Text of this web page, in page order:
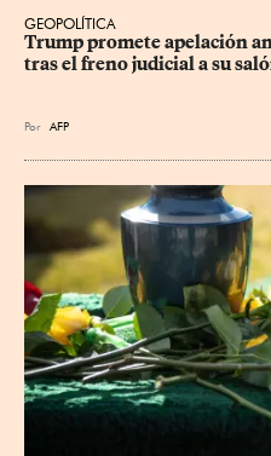
GEOPOLÍTICA
Trump promete apelación
tras el freno judicial a su
Por AFP